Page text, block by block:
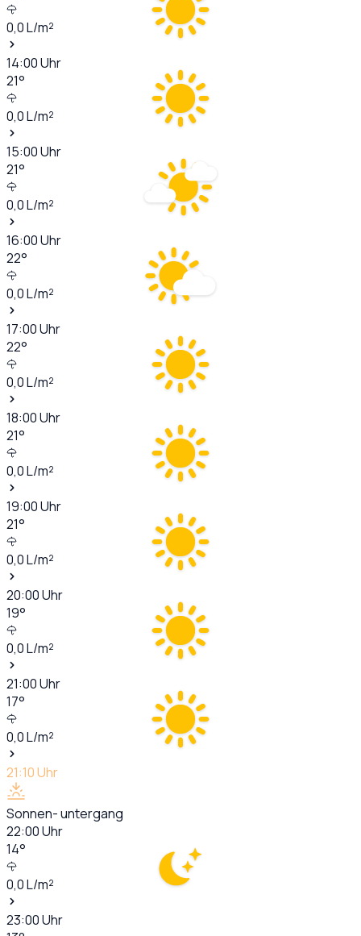
0,0L/m²
14:00Uhr
21°
0,0L/m²
15:00Uhr
21°
0,0L/m²
16:00Uhr
22°
0,0L/m²
17:00Uhr
22°
0,0L/m²
18:00Uhr
21°
0,0L/m²
19:00Uhr
21°
0,0L/m²
20:00Uhr
19°
0,0L/m²
21:00Uhr
17°
0,0L/m²
21:10Uhr
Sonnen- untergang
22:00Uhr
14°
0,0L/m²
23:00Uhr